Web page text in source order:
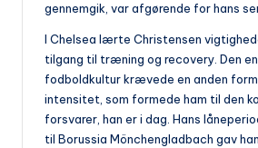
gennemgik, var afgørende for hans
I Chelsea lærte Christensen
tilgang til træning og recovery. Den
fodboldkultur krævede en anden
intensitet, som formede ham til den
forsvarer, han er i dag. Hans
til Borussia Mönchengladbach gav